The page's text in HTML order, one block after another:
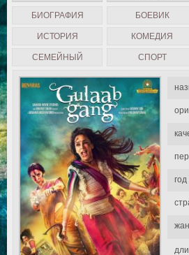
год
БИОГРАФИЯ БОЕВИК
ИСТОРИЯ КОМЕДИЯ
СЕМЕЙНЫЙ СПОРТ